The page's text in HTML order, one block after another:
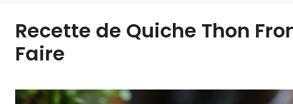
Recette de Quiche Thon
Faire